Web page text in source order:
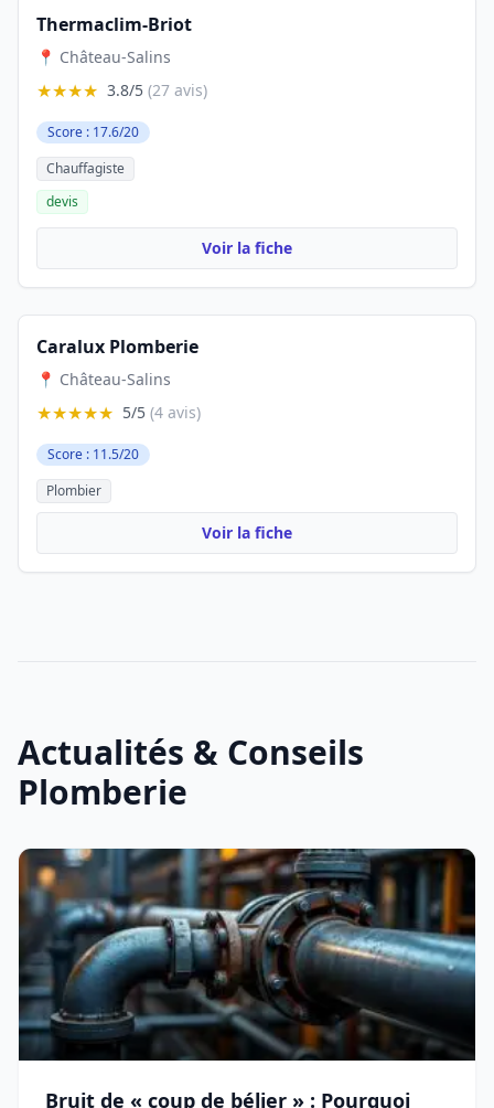
Thermaclim-Briot
📍 Château-Salins
★★★★ 3.8/5 (27 avis)
Score : 17.6/20
Chauffagiste
devis
Voir la fiche
Caralux Plomberie
📍 Château-Salins
★★★★★ 5/5 (4 avis)
Score : 11.5/20
Plombier
Voir la fiche
Actualités & Conseils
Plomberie
Bruit de « coup de bélier » : Pourquoi